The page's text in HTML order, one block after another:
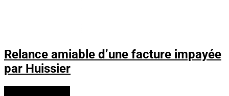
Relance amiable d’une facture impayée
par Huissier